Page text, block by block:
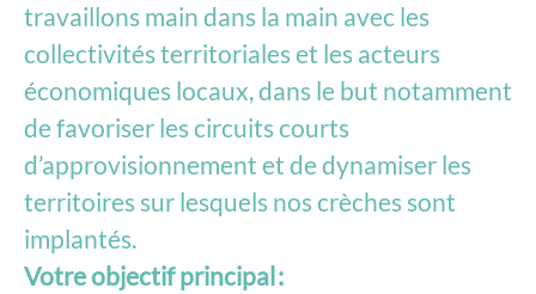
travaillons main dans la main avec les
collectivités territoriales et les acteurs
économiques locaux, dans le but notamment
de favoriser les circuits courts
d’approvisionnement et de dynamiser les
territoires sur lesquels nos crèches sont
implantés.
Votre objectif principal :